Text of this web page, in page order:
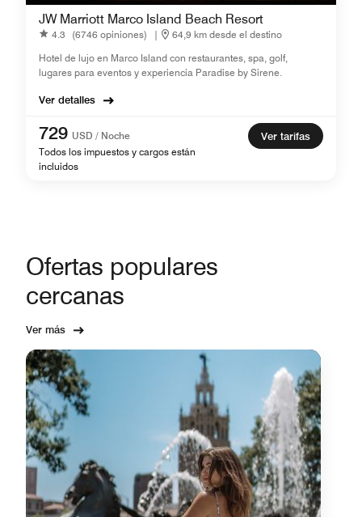
JW Marriott Marco Island Beach Resort
4.3 (6746 opiniones) |
64,9 km desde el destino
Hotel de lujo en Marco Island con restaurantes, spa, golf,
lugares para eventos y experiencia Paradise by Sirene.
Ver detalles
729 USD / Noche
Todos los impuestos y cargos están
incluidos
Ver tarifas
Ofertas populares
cercanas
Ver más